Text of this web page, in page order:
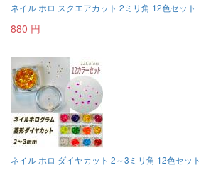
ネイル ホロ スクエアカット 2ミリ角 12色セット
880 円
ネイル ホロ ダイヤカット 2～3ミリ角 12色セット